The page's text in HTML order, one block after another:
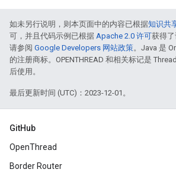
如未另行说明，则本页面中的内容已根据知识共
可，并且代码示例已根据 Apache 2.0 许可获得了
请参阅 Google Developers 网站政策。Java 是
的注册商标。OPENTHREAD 和相关标记是
后使用。
最后更新时间 (UTC)：2023-12-01。
GitHub
OpenThread
Border Router